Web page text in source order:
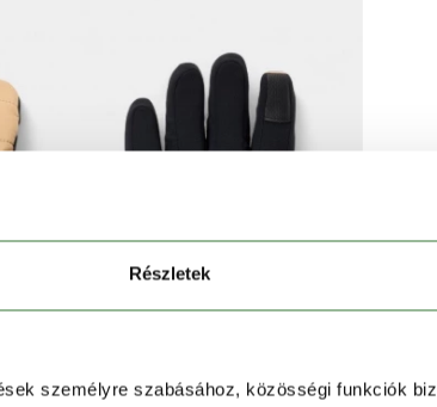
Részletek
személyre szabásához, közösségi funkciók